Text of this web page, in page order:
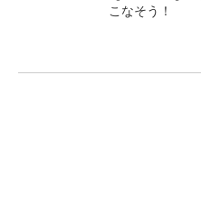
こなそう！